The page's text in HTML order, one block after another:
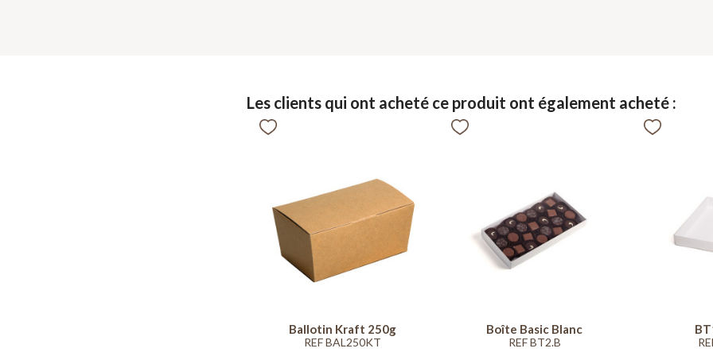
Les clients qui ont acheté ce produit ont également acheté :
Ballotin Kraft 250g
REF BAL250KT
Boîte Basic Blanc
REF BT2.B